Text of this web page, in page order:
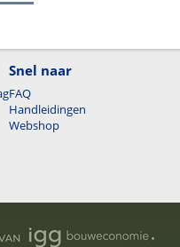
Snel naar
FAQ
Handleidingen
Webshop